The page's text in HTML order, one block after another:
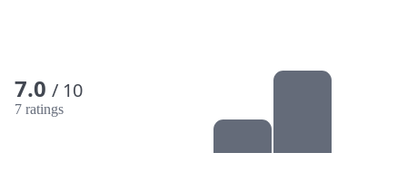
7.0 / 10
7 ratings